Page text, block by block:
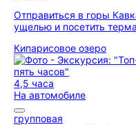
Отправиться в горы
ущелью и посетить
Кипарисовое озеро
4,5 часа
На автомобиле
групповая